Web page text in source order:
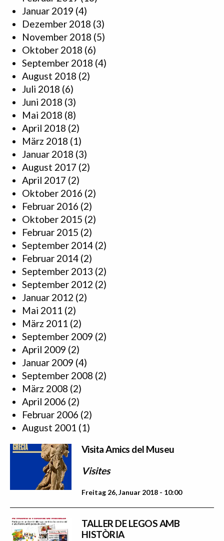
Januar 2019 (4)
Dezember 2018 (3)
November 2018 (5)
Oktober 2018 (6)
September 2018 (4)
August 2018 (2)
Juli 2018 (6)
Juni 2018 (3)
Mai 2018 (8)
April 2018 (2)
März 2018 (1)
Januar 2018 (3)
August 2017 (2)
April 2017 (2)
Oktober 2016 (2)
Februar 2016 (2)
Oktober 2015 (2)
Februar 2015 (2)
September 2014 (2)
Februar 2014 (2)
September 2013 (2)
September 2012 (2)
Januar 2012 (2)
Mai 2011 (2)
März 2011 (2)
September 2009 (2)
April 2009 (2)
Januar 2009 (4)
September 2008 (2)
März 2008 (2)
April 2006 (2)
Februar 2006 (2)
August 2001 (1)
Visita Amics del Museu
Visites
Freitag 26, Januar 2018 - 10:00
TALLER DE LEGOS AMB
HISTÒRIA